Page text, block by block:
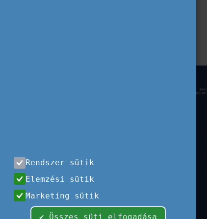
+36 (1) 237-1300
+36 (1) 237-1320
Rendszer sütik
Elemzési sütik
Marketing sütik
✔ Összes süti elfogadása